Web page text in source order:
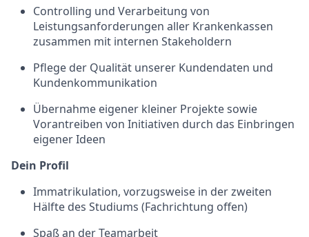
Controlling und Verarbeitung von
Leistungsanforderungen aller Krankenkassen
zusammen mit internen Stakeholdern
Pflege der Qualität unserer Kundendaten und
Kundenkommunikation
Übernahme eigener kleiner Projekte sowie
Vorantreiben von Initiativen durch das Einbringen
eigener Ideen
Dein Profil
Immatrikulation, vorzugsweise in der zweiten
Hälfte des Studiums (Fachrichtung offen)
Spaß an der Teamarbeit